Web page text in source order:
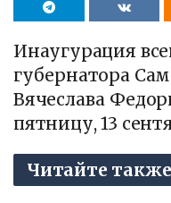
Инаугурация
губернатора
Вячеслава
пятницу, 13
Читайте